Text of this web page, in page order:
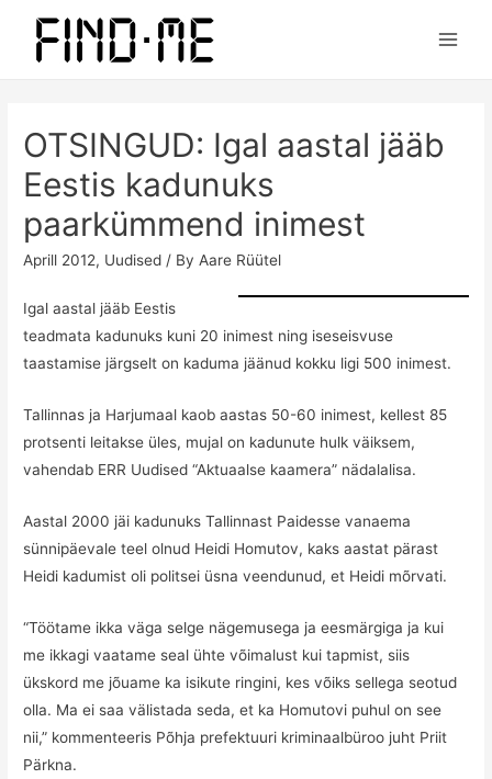
OTSINGUD: Igal aastal jääb
Eestis kadunuks
paarkümmend inimest
Aprill 2012, Uudised / ByAare Rüütel
Igal aastal jääb Eestis
teadmata kadunuks kuni 20 inimest ning iseseisvuse
taastamise järgselt on kaduma jäänud kokku ligi 500 inimest.
Tallinnas ja Harjumaal kaob aastas 50-60 inimest, kellest 85
protsenti leitakse üles, mujal on kadunute hulk väiksem,
vahendab ERR Uudised “Aktuaalse kaamera” nädalalisa.
Aastal 2000 jäi kadunuks Tallinnast Paidesse vanaema
sünnipäevale teel olnud Heidi Homutov, kaks aastat pärast
Heidi kadumist oli politsei üsna veendunud, et Heidi mõrvati.
“Töötame ikka väga selge nägemusega ja eesmärgiga ja kui
me ikkagi vaatame seal ühte võimalust kui tapmist, siis
ükskord me jõuame ka isikute ringini, kes võiks sellega seotud
olla. Ma ei saa välistada seda, et ka Homutovi puhul on see
nii,” kommenteeris Põhja prefektuuri kriminaalbüroo juht Priit
Pärkna.